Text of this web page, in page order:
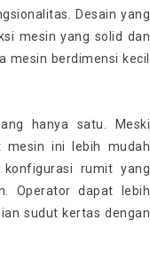
Desain yang
mesin yang solid dan
mesin berdimensi kecil
hanya satu. Meski
mesin ini lebih mudah
rumit yang
Operator dapat lebih
sudut kertas dengan